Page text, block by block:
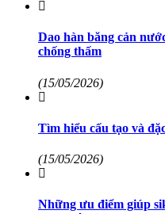
Dao hàn băng cản
chống thấm
(15/05/2026)
Tìm hiểu cấu tạo và
(15/05/2026)
Những ưu điểm giúp